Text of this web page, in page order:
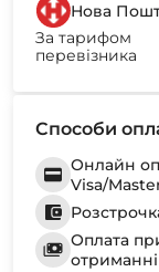
Нова
За тарифом
перевізника
Способи
Онлайн
Visa/
Оплата
отриманні